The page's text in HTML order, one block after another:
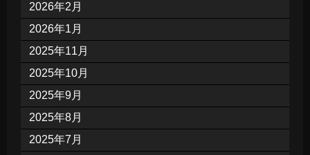
2026年2月
2026年1月
2025年11月
2025年10月
2025年9月
2025年8月
2025年7月